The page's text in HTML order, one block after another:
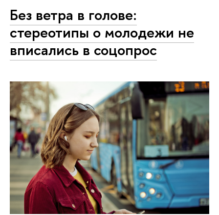
Без ветра в голове:
стереотипы о молодежи не
вписались в соцопрос